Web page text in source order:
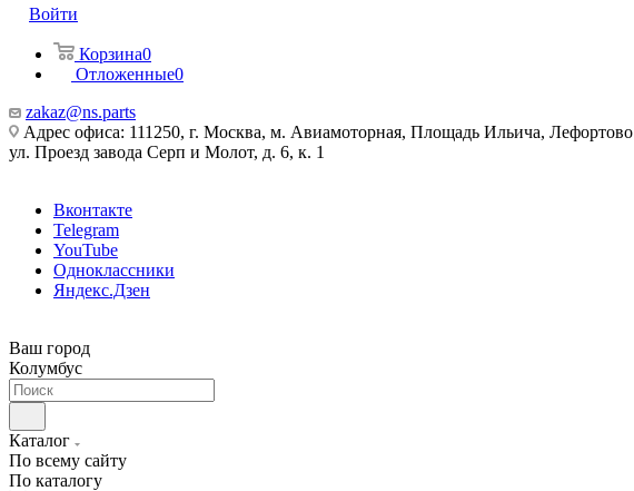
Войти
Корзина0
Отложенные0
zakaz@ns.parts
Адрес офиса: 111250, г. Москва, м. Авиамоторная, Площадь Ильича, Лефортово
ул. Проезд завода Серп и Молот, д. 6, к. 1
Вконтакте
Telegram
YouTube
Одноклассники
Яндекс.Дзен
Ваш город
Колумбус
Каталог
По всему сайту
По каталогу